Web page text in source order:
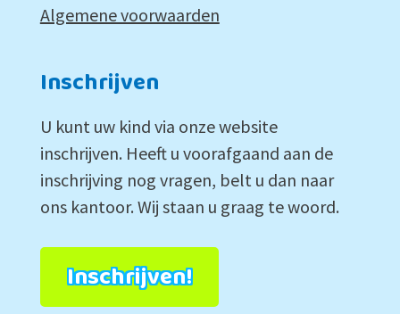
Algemene voorwaarden
Inschrijven
U kunt uw kind via onze website
inschrijven. Heeft u voorafgaand aan de
inschrijving nog vragen, belt u dan naar
ons kantoor. Wij staan u graag te woord.
Inschrijven!